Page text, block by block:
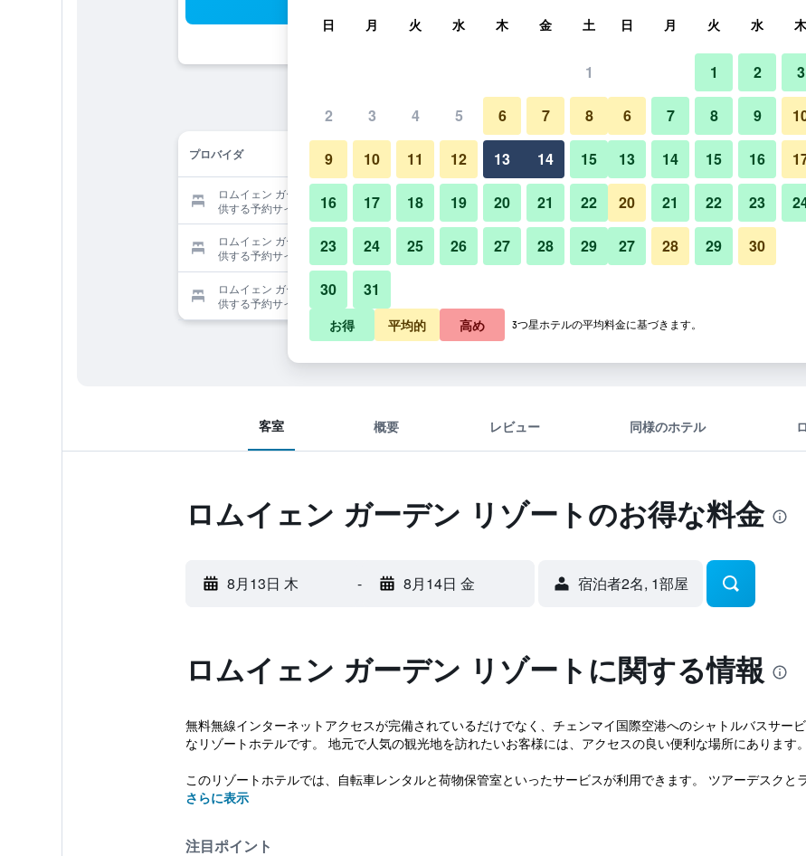
プロバイダ
ロムイェン ガーデン リゾートを提
供する予約サイト
料金を表示
ロムイェン ガーデン リゾートを提
供する予約サイト
料金を表示
ロムイェン ガーデン リゾートを提
供する予約サイト
客室 概要 レビュー 同様のホテル
ロムイェン ガーデン リゾートのお得な料金
8月13日 木 - 8月14日 金 宿泊者2名, 1​部屋
ロムイェン ガーデン リゾートに関する情報
無料無線インターネットアクセスが完備されているだけでなく、チェンマイ国際空港へのシャトルバスサー
なリゾートホテルです。 地元で人気の観光地を訪れたいお客様には、アクセスの良い便利な場所にあります。
このリゾートホテルでは、自転車レンタルと荷物保管室といったサービスが利用できます。 ツアーデスク
さらに表示
注目ポイント
日 月 火 水 木 金 土
1
2 3 4 5 6 7 8
9 10 11 12 13 14 15
16 17 18 19 20 21 22
23 24 25 26 27 28 29
30 31
日 月 火 水 木
1 2 3
6 7 8 9
13 14 15 16
20 21 22 23
27 28 29 30
お得 平均的 高め 3つ星ホテルの平均料金に基づきます。